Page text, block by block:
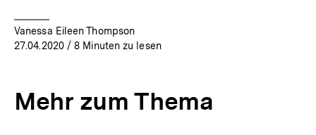
Vanessa Eileen Thompson
27.04.2020/ 8 Minuten zu lesen
Mehr zum Thema